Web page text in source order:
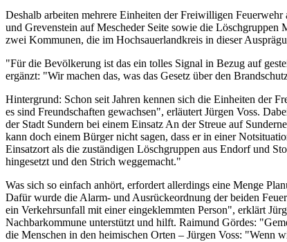
Deshalb arbeiten mehrere Einheiten der Freiwilligen
und Grevenstein auf Mescheder Seite sowie die
zwei Kommunen, die im Hochsauerlandkreis in dieser
"Für die Bevölkerung ist das ein tolles Signal in Bezug auf
ergänzt: "Wir machen das, was das Gesetz über den
Hintergrund: Schon seit Jahren kennen sich die Einheiten der
es sind Freundschaften gewachsen", erläutert Jürgen Voss.
der Stadt Sundern bei einem Einsatz An der Streue auf
kann doch einem Bürger nicht sagen, dass er in einer
Einsatzort als die zuständigen Löschgruppen aus Endorf und
hingesetzt und den Strich weggemacht."
Was sich so einfach anhört, erfordert allerdings eine Menge
Dafür wurde die Alarm- und Ausrückeordnung der beiden
ein Verkehrsunfall mit einer eingeklemmten Person", erklärt
Nachbarkommune unterstützt und hilft. Raimund Gördes:
die Menschen in den heimischen Orten – Jürgen Voss: "Wenn